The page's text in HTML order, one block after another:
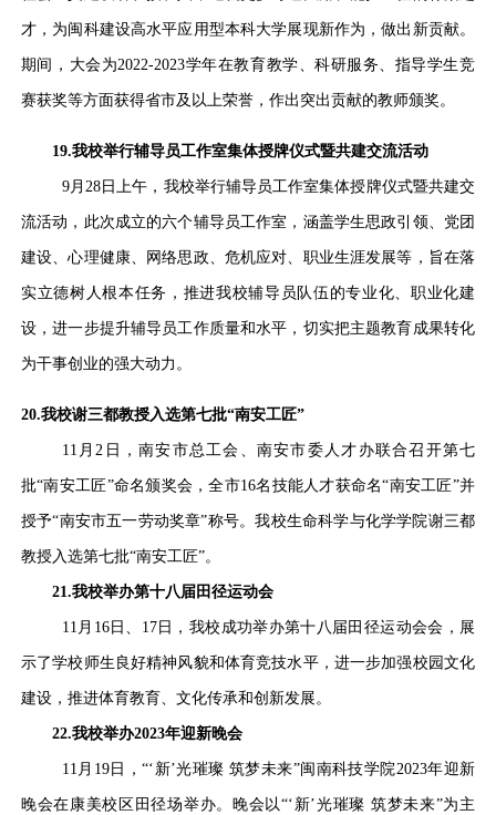
才，为闽科建设高水平应用型本科大学展现新作为，做出新贡献。
期间，大会为2022-2023学年在教育教学、科研服务、指导学生竞
赛获奖等方面获得省市及以上荣誉，作出突出贡献的教师颁奖。
19.我校举行辅导员工作室集体授牌仪式暨共建交流活动
9月28日上午，我校举行辅导员工作室集体授牌仪式暨共建交
流活动，此次成立的六个辅导员工作室，涵盖学生思政引领、党团
建设、心理健康、网络思政、危机应对、职业生涯发展等，旨在落
实立德树人根本任务，推进我校辅导员队伍的专业化、职业化建
设，进一步提升辅导员工作质量和水平，切实把主题教育成果转化
为干事创业的强大动力。
20.我校谢三都教授入选第七批“南安工匠”
11月2日，南安市总工会、南安市委人才办联合召开第七
批“南安工匠”命名颁奖会，全市16名技能人才获命名“南安工匠”并
授予“南安市五一劳动奖章”称号。我校生命科学与化学学院谢三都
教授入选第七批“南安工匠”。
21.我校举办第十八届田径运动会
11月16日、17日，我校成功举办第十八届田径运动会会，展
示了学校师生良好精神风貌和体育竞技水平，进一步加强校园文化
建设，推进体育教育、文化传承和创新发展。
22.我校举办2023年迎新晚会
11月19日，“‘新’光璀璨 筑梦未来”闽南科技学院2023年迎新
晚会在康美校区田径场举办。晚会以“‘新’光璀璨 筑梦未来”为主